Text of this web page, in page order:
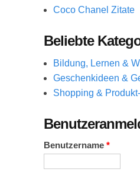
Coco Chanel Zitate
Beliebte
Bildung, Lernen &
Geschenkideen &
Shopping &
Benutzername *